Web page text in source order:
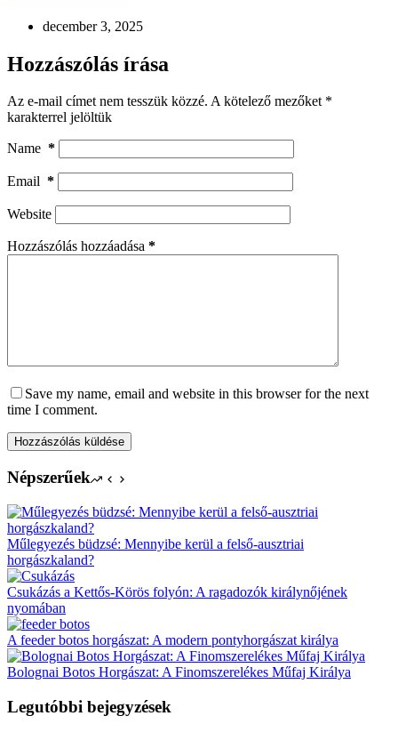
december 3, 2025
Hozzászólás írása
Az e-mail címet nem tesszük közzé. A kötelező mezőket *
karakterrel jelöltük
Name *
Email *
Website
Hozzászólás hozzáadása *
Save my name, email and website in this browser for the next
time I comment.
Hozzászólás küldése
Népszerűek
Műlegyezés büdzsé: Mennyibe kerül a felső-ausztriai
horgászkaland?
Csukázás a Kettős-Körös folyón: A ragadozók királynőjének
nyomában
A feeder botos horgászat: A modern pontyhorgászat királya
Bolognai Botos Horgászat: A Finomszerelékes Műfaj Királya
Legutóbbi bejegyzések